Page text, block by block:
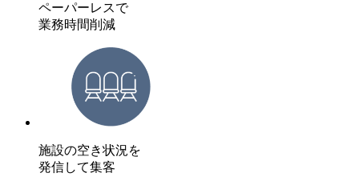
ペーパーレスで
業務時間削減
施設の空き状況を
発信して集客